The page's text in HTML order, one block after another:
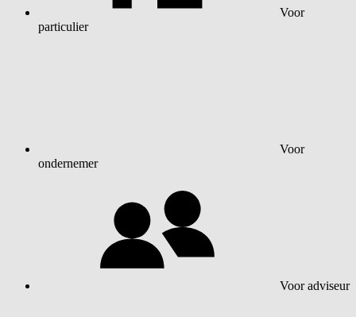
Voor
particulier
Voor
ondernemer
Voor adviseur